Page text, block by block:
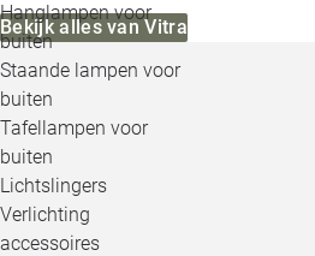
Hanglampen voor
buiten
Staande lampen voor
buiten
Tafellampen voor
buiten
Lichtslingers
Verlichting
accessoires
Bekijk alles van Vitra